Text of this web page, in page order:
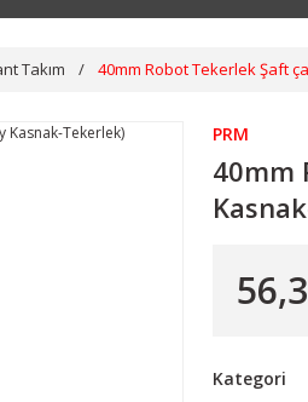
Takım 40mm Robot Tekerlek Şaft
PRM
40mm
Kategori